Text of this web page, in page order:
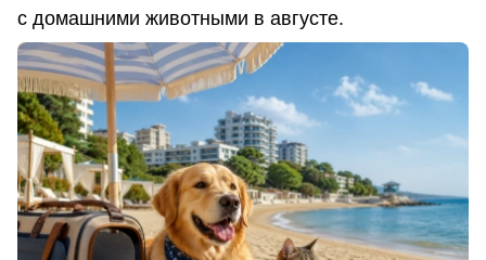
с домашними животными в августе.